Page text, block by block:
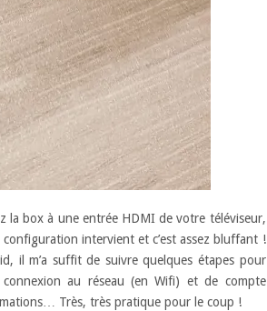
la box à une entrée HDMI de votre téléviseur,
configuration intervient et c’est assez bluffant !
il m’a suffit de suivre quelques étapes pour
au réseau (en Wifi) et de compte
Très, très pratique pour le coup !